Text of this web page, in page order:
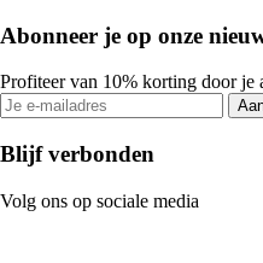
Abonneer je op onze
Profiteer van 10% korting door je
Blijf verbonden
Volg ons op sociale media